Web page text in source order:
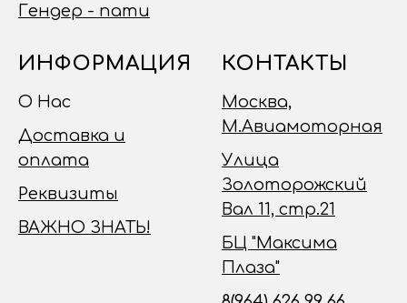
Гендер - пати
ИНФОРМАЦИЯ
О Нас
Доставка и
оплата
Реквизиты
ВАЖНО ЗНАТЬ!
КОНТАКТЫ
Москва,
М.Авиамоторная
Улица
Золоторожский
Вал 11, стр.21
БЦ "Максима
Плаза"